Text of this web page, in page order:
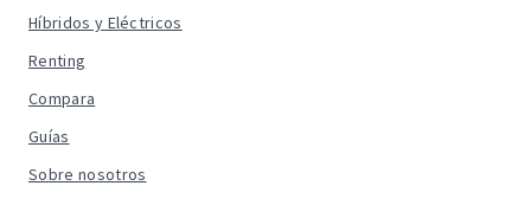
Híbridos y Eléctricos
Renting
Compara
Guías
Sobre nosotros